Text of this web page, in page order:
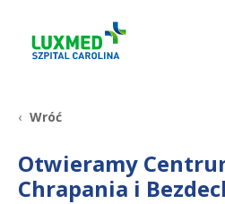
+48 22 35 58 200
Wróć
Otwieramy
Chrapania i